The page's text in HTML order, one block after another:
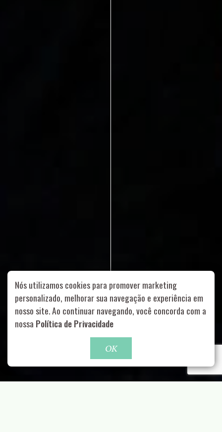
Rua Aurélia, 1714 – Vila Romana, São Paulo – SP |
55 11
99178-5848 | contato@nucleofood.com
Role para continar
Nós utilizamos cookies para promover marketing
personalizado, melhorar sua navegação e experiência em
nosso site. Ao continuar navegando, você concorda com a
nossa Política de Privacidade
OK